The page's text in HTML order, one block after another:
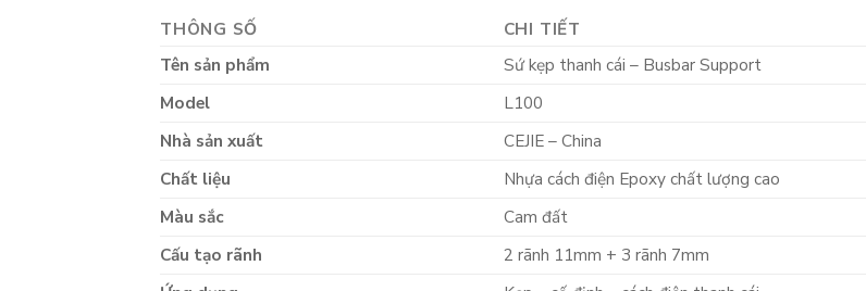
THÔNG SỐ
CHI TIẾT
Tên sản phẩm
Sứ kẹp thanh cái – Busbar Support
Model
L100
Nhà sản xuất
CEJIE – China
Chất liệu
Nhựa cách điện Epoxy chất lượng cao
Màu sắc
Cam đất
Cấu tạo rãnh
2 rãnh 11mm + 3 rãnh 7mm